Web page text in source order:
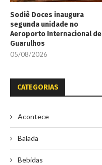
Sodiê Doces inaugura
segunda unidade no
Aeroporto Internacional de
Guarulhos
05/08/2026
CATEGORIAS
Acontece
Balada
Bebidas